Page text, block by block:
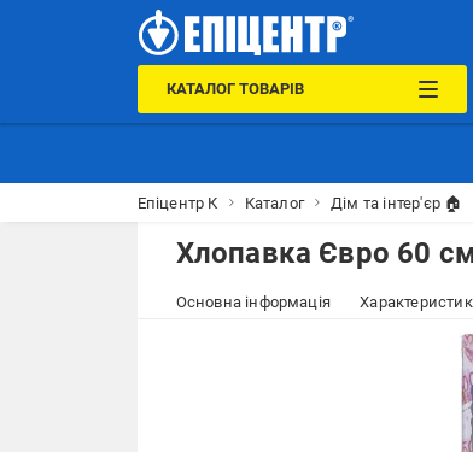
КАТАЛОГ ТОВАРІВ
Епіцентр К Каталог Дім та інтер'єр 🏠
Хлопавка Євро 60
Основна інформація